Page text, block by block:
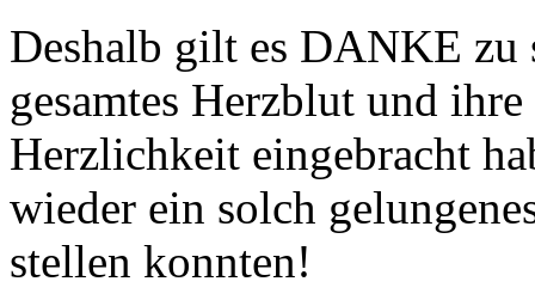
Deshalb gilt es DANKE zu
gesamtes Herzblut und
Herzlichkeit eingebracht
wieder ein solch
stellen konnten!